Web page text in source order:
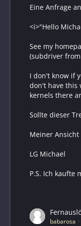
Eine Anfrage
<i>"Hello
See my
(subdriver
I don't know if
don't have this
kernels there
Sollte dieser
Meiner
LG Michael
P.S. Ich kaufte
babarosa